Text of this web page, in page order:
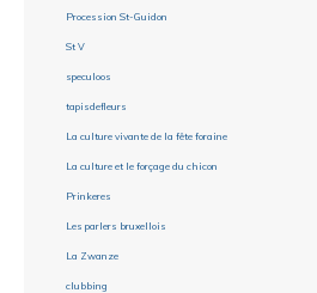
Procession St-Guidon
St V
speculoos
tapisdefleurs
La culture vivante de la fête foraine
La culture et le forçage du chicon
Prinkeres
Les parlers bruxellois
La Zwanze
clubbing